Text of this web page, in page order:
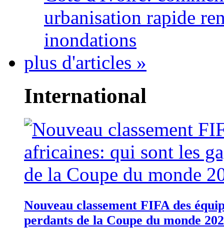
urbanisation rapide
inondations
plus d'articles »
International
Nouveau classement FIFA des
perdants de la Coupe du monde